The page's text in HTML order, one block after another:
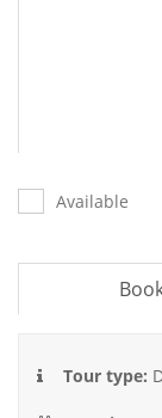
Available
Tour type: